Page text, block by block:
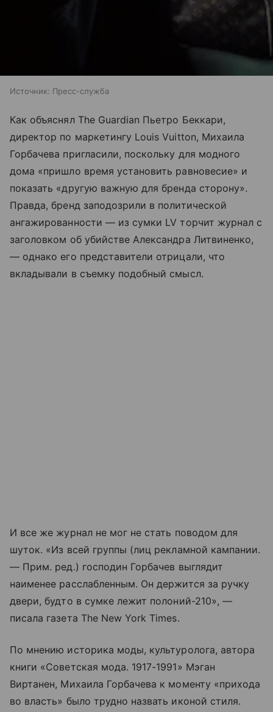
Источник: Пресс-служба
Как объяснял The Guardian Пьетро Беккари,
директор по маркетингу Louis Vuitton, Михаила
Горбачева пригласили, поскольку для модного
дома «пришло время установить равновесие» и
показать «другую важную для бренда сторону».
Правда, бренд заподозрили в политической
ангажированности — из сумки LV торчит журнал с
заголовком об убийстве Александра Литвиненко,
— однако его представители отрицали, что
вкладывали в съемку подобный смысл.
И все же журнал не мог не стать поводом для
шуток. «Из всей группы (лиц рекламной кампании.
— Прим. ред.) господин Горбачев выглядит
наименее расслабленным. Он держится за ручку
двери, будто в сумке лежит полоний-210», —
писала газета The New York Times.
По мнению историка моды, культуролога, автора
книги «Советская мода. 1917-1991» Мэган
Виртанен, Михаила Горбачева к моменту «прихода
во власть» было трудно назвать иконой стиля.